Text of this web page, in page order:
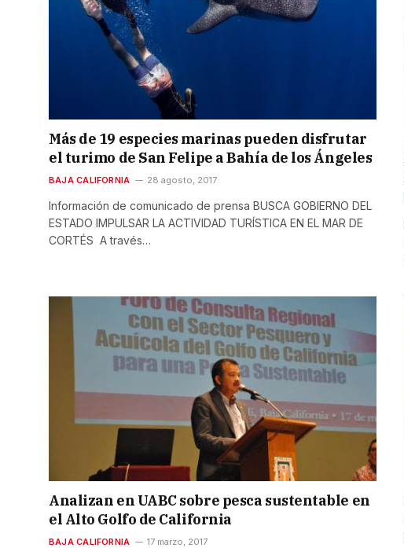
Más de 19 especies marinas pueden disfrutar
el turimo de San Felipe a Bahía de los Ángeles
BAJA CALIFORNIA 28 agosto, 2017
Información de comunicado de prensa BUSCA GOBIERNO DEL
ESTADO IMPULSAR LA ACTIVIDAD TURÍSTICA EN EL MAR DE
CORTÉS A través…
Analizan en UABC sobre pesca sustentable en
el Alto Golfo de California
BAJA CALIFORNIA 17 marzo, 2017